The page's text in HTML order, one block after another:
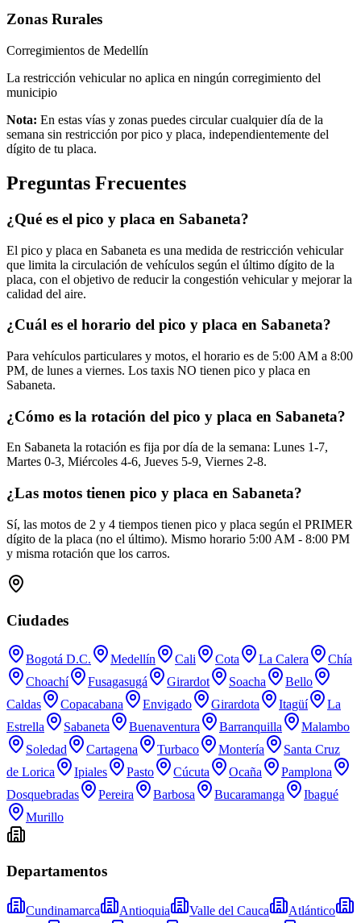
Zonas Rurales
Corregimientos de Medellín
La restricción vehicular no aplica en ningún corregimiento del
municipio
Nota: En estas vías y zonas puedes circular cualquier día de la
semana sin restricción por pico y placa, independientemente del
dígito de tu placa.
Preguntas Frecuentes
¿Qué es el pico y placa en Sabaneta?
El pico y placa en Sabaneta es una medida de restricción vehicular
que limita la circulación de vehículos según el último dígito de la
placa, con el objetivo de reducir la congestión vehicular y mejorar la
calidad del aire.
¿Cuál es el horario del pico y placa en Sabaneta?
Para vehículos particulares y motos, el horario es de 5:00 AM a 8:00
PM, de lunes a viernes. Los taxis NO tienen pico y placa en
Sabaneta.
¿Cómo es la rotación del pico y placa en Sabaneta?
En Sabaneta la rotación es fija por día de la semana: Lunes 1-7,
Martes 0-3, Miércoles 4-6, Jueves 5-9, Viernes 2-8.
¿Las motos tienen pico y placa en Sabaneta?
Sí, las motos de 2 y 4 tiempos tienen pico y placa según el PRIMER
dígito de la placa (no el último). Mismo horario 5:00 AM - 8:00 PM
y misma rotación que los carros.
Ciudades
Bogotá D.C. Medellín Cali Cota La Calera
Chía
Choachí
Fusagasugá Girardot Soacha
Bello
Caldas
Copacabana Envigado Girardota Itagüí
La
Estrella
Sabaneta Buenaventura Barranquilla
Malambo
Soledad
Cartagena Turbaco Montería
Santa Cruz
de Lorica
Ipiales Pasto Cúcuta Ocaña
Pamplona
Dosquebradas
Pereira Barbosa Bucaramanga
Ibagué
Murillo
Departamentos
Cundinamarca Antioquia Valle del Cauca Atlántico